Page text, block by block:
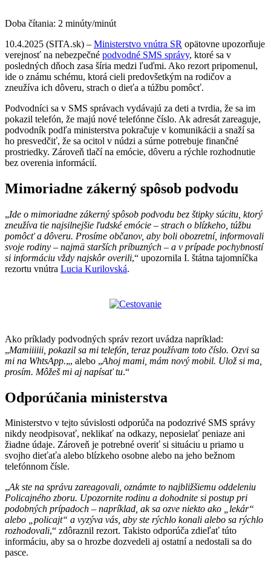
Doba čítania: 2 minúty/minút
10.4.2025 (SITA.sk) – Ministerstvo vnútra SR opätovne upozorňuje
verejnosť na nebezpečné podvodné SMS správy, ktoré sa v
posledných dňoch zasa šíria medzi ľuďmi. Ako rezort pripomenul,
ide o známu schému, ktorá cieli predovšetkým na rodičov a
zneužíva ich dôveru, strach o dieťa a túžbu pomôcť.
Podvodníci sa v SMS správach vydávajú za deti a tvrdia, že sa im
pokazil telefón, že majú nové telefónne číslo. Ak adresát zareaguje,
podvodník podľa ministerstva pokračuje v komunikácii a snaží sa
ho presvedčiť, že sa ocitol v núdzi a súrne potrebuje finančné
prostriedky. Zároveň tlačí na emócie, dôveru a rýchle rozhodnutie
bez overenia informácií.
Mimoriadne zákerný spôsob podvodu
„Ide o mimoriadne zákerný spôsob podvodu bez štipky súcitu, ktorý
zneužíva tie najsilnejšie ľudské emócie – strach o blízkeho, túžbu
pomôcť a dôveru. Prosíme občanov, aby boli obozretní, informovali
svoje rodiny – najmä starších príbuzných – a v prípade pochybností
si informáciu vždy najskôr overili,“ upozornila I. štátna tajomníčka
rezortu vnútra Lucia Kurilovská.
Ako príklady podvodných správ rezort uvádza napríklad:
„Mamiiiiii, pokazil sa mi telefón, teraz používam toto číslo. Ozvi sa
mi na WhtsApp.„, alebo „Ahoj mami, mám nový mobil. Ulož si ma,
prosím. Môžeš mi aj napísať tu.“
Odporúčania ministerstva
Ministerstvo v tejto súvislosti odporúča na podozrivé SMS správy
nikdy neodpisovať, neklikať na odkazy, neposielať peniaze ani
žiadne údaje. Zároveň je potrebné overiť si situáciu u priamo u
svojho dieťaťa alebo blízkeho osobne alebo na jeho bežnom
telefónnom čísle.
„Ak ste na správu zareagovali, oznámte to najbližšiemu oddeleniu
Policajného zboru. Upozornite rodinu a dohodnite si postup pri
podobných prípadoch – napríklad, ak sa ozve niekto ako „lekár“
alebo „policajt“ a vyzýva vás, aby ste rýchlo konali alebo sa rýchlo
rozhodovali,“ zdôraznil rezort. Takisto odporúča zdieľať túto
informáciu, aby sa o hrozbe dozvedeli aj ostatní a nedostali sa do
pasce.